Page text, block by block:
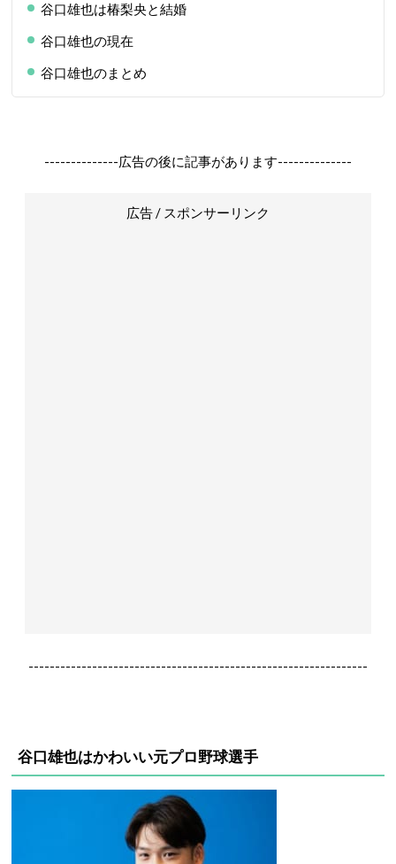
谷口雄也は椿梨央と結婚
谷口雄也の現在
谷口雄也のまとめ
--------------広告の後に記事があります--------------
広告 / スポンサーリンク
----------------------------------------------------------------
谷口雄也はかわいい元プロ野球選手